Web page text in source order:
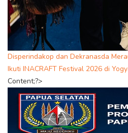
Disperindakop dan Dekranasda
Ikuti INACRAFT Festival 2026 di
Content;?>